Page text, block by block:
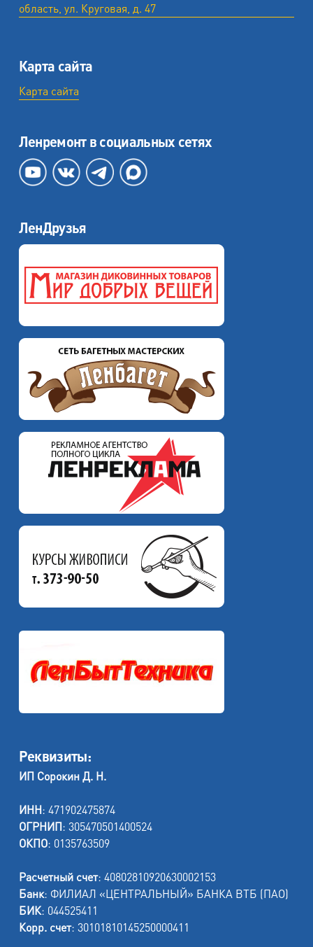
область, ул. ​Круговая, д. 47
Карта сайта
Карта сайта
Ленремонт в социальных сетях
ЛенДрузья
Реквизиты:
ИП Сорокин Д. Н.
ИНН: 471902475874
ОГРНИП: 305470501400524
ОКПО: 0135763509
Расчетный счет: 40802810920630002153
Банк: ФИЛИАЛ «ЦЕНТРАЛЬНЫЙ» БАНКА ВТБ (ПАО)
БИК: 044525411
Корр. счет: 30101810145250000411